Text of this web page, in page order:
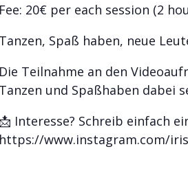
Fee: 20€ per each session (2
Tanzen, Spaß haben, neue
Die Teilnahme an den
Tanzen und Spaßhaben dabei
📩 Interesse? Schreib einfach
https://www.instagram.com/